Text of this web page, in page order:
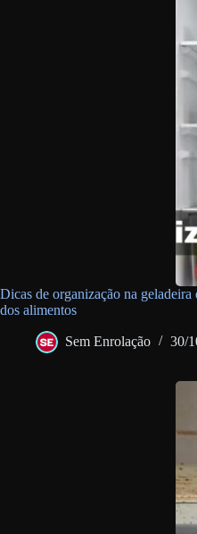
Dicas de organização na
dos alimentos
Sem Enrolação 30/